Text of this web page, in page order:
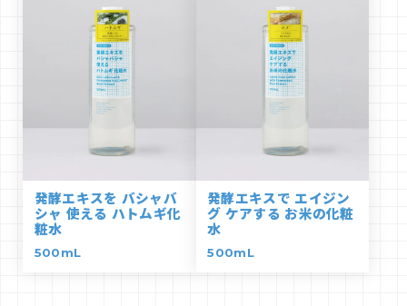
発酵エキスを バシャバ
シャ 使える ハトムギ化
粧水
500mL
発酵エキスで エイジン
グ ケアする お米の化粧
水
500mL